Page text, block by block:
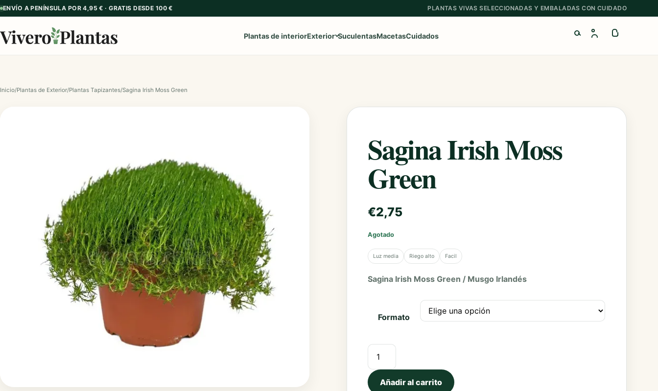
ENVÍO A PENÍNSULA POR 4,95 € · GRATIS DESDE 100 € PLANTAS VIVAS SELECCIONADAS Y EMBALADAS CON CUIDADO
Plantas de interiorExterior
Petunias
Poinsettias
Portulacas
Sunpatiens
Thunbergias
SuculentasMacetasCuidados
Inicio/Plantas de Exterior/Plantas Tapizantes/Sagina Irish Moss Green
Sagina Irish Moss
Green
€2,75
Agotado
Luz media Riego alto Facil
Sagina Irish Moss Green / Musgo Irlandés
Formato
Sagina Irish Moss Green cantidad
Añadir al carrito